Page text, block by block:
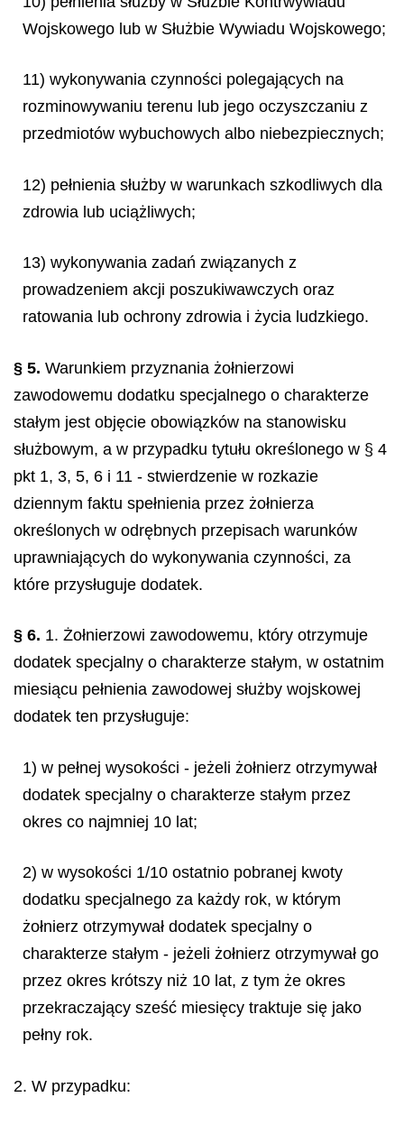
Wojskowego lub w Służbie Wywiadu Wojskowego;
11) wykonywania czynności polegających na
rozminowywaniu terenu lub jego oczyszczaniu z
przedmiotów wybuchowych albo niebezpiecznych;
12) pełnienia służby w warunkach szkodliwych dla
zdrowia lub uciążliwych;
13) wykonywania zadań związanych z
prowadzeniem akcji poszukiwawczych oraz
ratowania lub ochrony zdrowia i życia ludzkiego.
§ 5. Warunkiem przyznania żołnierzowi
zawodowemu dodatku specjalnego o charakterze
stałym jest objęcie obowiązków na stanowisku
służbowym, a w przypadku tytułu określonego w § 4
pkt 1, 3, 5, 6 i 11 - stwierdzenie w rozkazie
dziennym faktu spełnienia przez żołnierza
określonych w odrębnych przepisach warunków
uprawniających do wykonywania czynności, za
które przysługuje dodatek.
§ 6. 1. Żołnierzowi zawodowemu, który otrzymuje
dodatek specjalny o charakterze stałym, w ostatnim
miesiącu pełnienia zawodowej służby wojskowej
dodatek ten przysługuje:
1) w pełnej wysokości - jeżeli żołnierz otrzymywał
dodatek specjalny o charakterze stałym przez
okres co najmniej 10 lat;
2) w wysokości 1/10 ostatnio pobranej kwoty
dodatku specjalnego za każdy rok, w którym
żołnierz otrzymywał dodatek specjalny o
charakterze stałym - jeżeli żołnierz otrzymywał go
przez okres krótszy niż 10 lat, z tym że okres
przekraczający sześć miesięcy traktuje się jako
pełny rok.
2. W przypadku: